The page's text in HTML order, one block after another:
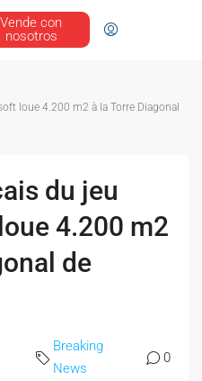
Vende con
nosotros
loue 4.200 m2 à la Torre Diagonal
du jeu
4.200 m2
de
Breaking
News
0